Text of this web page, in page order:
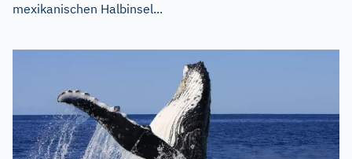
mexikanischen Halbinsel...